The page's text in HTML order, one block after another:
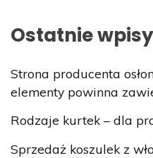
Ostatnie wpisy
Strona producenta
elementy powinna
Rodzaje kurtek – dla
Sprzedaż koszulek z